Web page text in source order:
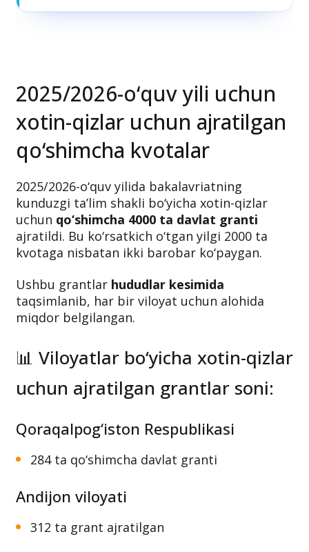
2025/2026-o‘quv yili uchun
xotin-qizlar uchun ajratilgan
qo‘shimcha kvotalar
2025/2026-o‘quv yilida bakalavriatning
kunduzgi ta’lim shakli bo‘yicha xotin-qizlar
uchun qo‘shimcha 4000 ta davlat granti
ajratildi. Bu ko‘rsatkich o‘tgan yilgi 2000 ta
kvotaga nisbatan ikki barobar ko‘paygan.
Ushbu grantlar hududlar kesimida
taqsimlanib, har bir viloyat uchun alohida
miqdor belgilangan.
📊 Viloyatlar bo‘yicha xotin-qizlar
uchun ajratilgan grantlar soni:
Qoraqalpog‘iston Respublikasi
284 ta qo‘shimcha davlat granti
Andijon viloyati
312 ta grant ajratilgan